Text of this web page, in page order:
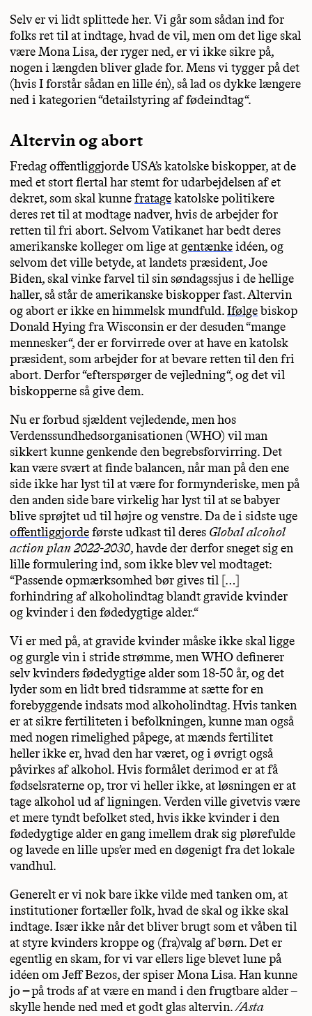
Selv er vi lidt splittede her. Vi går som sådan ind for
folks ret til at indtage, hvad de vil, men om det lige skal
være Mona Lisa, der ryger ned, er vi ikke sikre på,
nogen i længden bliver glade for. Mens vi tygger på det
(hvis I forstår sådan en lille én), så lad os dykke længere
ned i kategorien “detailstyring af fødeindtag“.
Altervin og abort
Fredag offentliggjorde USA’s katolske biskopper, at de
med et stort flertal har stemt for udarbejdelsen af et
dekret, som skal kunnefratagekatolske politikere
deres ret til at modtage nadver, hvis de arbejder for
retten til fri abort. Selvom Vatikanet har bedt deres
amerikanske kolleger om lige at gentænkeidéen, og
selvom det ville betyde, at landets præsident, Joe
Biden, skal vinke farvel til sin søndagssjus i de hellige
haller, så står de amerikanske biskopper fast. Altervin
og abort er ikke en himmelsk mundfuld.Ifølgebiskop
Donald Hying fra Wisconsin er der desuden “mange
mennesker“, der er forvirrede over at have en katolsk
præsident, som arbejder for at bevare retten til den fri
abort. Derfor “efterspørger de vejledning“, og det vil
biskopperne så give dem.
Nu er forbud sjældent vejledende, men hos
Verdenssundhedsorganisationen (WHO) vil man
sikkert kunne genkende den begrebsforvirring. Det
kan være svært at finde balancen, når man på den ene
side ikke har lyst til at være for formynderiske, men på
den anden side bare virkelig har lyst til at se babyer
blive sprøjtet ud til højre og venstre. Da de i sidste uge
offentliggjordeførste udkast til deres Global alcohol
action plan 2022-2030, havde der derfor sneget sig en
lille formulering ind, som ikke blev vel modtaget:
“Passende opmærksomhed bør gives til […]
forhindring af alkoholindtag blandt gravide kvinder
og kvinder i den fødedygtige alder.“
Vi er med på, at gravide kvinder måske ikke skal ligge
og gurgle vin i stride strømme, men WHO definerer
selv kvinders fødedygtige alder som 18-50 år, og det
lyder som en lidt bred tidsramme at sætte for en
forebyggende indsats mod alkoholindtag. Hvis tanken
er at sikre fertiliteten i befolkningen, kunne man også
med nogen rimelighed påpege, at mænds fertilitet
heller ikke er, hvad den har været, og i øvrigt også
påvirkes af alkohol. Hvis formålet derimod er at få
fødselsraterne op, tror vi heller ikke, at løsningen er at
tage alkohol ud af ligningen. Verden ville givetvis være
et mere tyndt befolket sted, hvis ikke kvinder i den
fødedygtige alder en gang imellem drak sig plørefulde
og lavede en lille ups’er med en døgenigt fra det lokale
vandhul.
Generelt er vi nok bare ikke vilde med tanken om, at
institutioner fortæller folk, hvad de skal og ikke skal
indtage. Især ikke når det bliver brugt som et våben til
at styre kvinders kroppe og (fra)valg af børn. Det er
egentlig en skam, for vi var ellers lige blevet lune på
idéen om Jeff Bezos, der spiser Mona Lisa. Han kunne
jo–på trods af at være en mand i den frugtbare alder –
skylle hende ned med et godt glas altervin./Asta